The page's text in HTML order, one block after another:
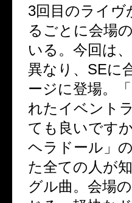
3回目のライヴ
るごとに会場
いる。今回は
異なり、 SEに
ージに登場。「
れたイベント
ても良いです
ヘラドール」
た全ての人が
グル曲。会場